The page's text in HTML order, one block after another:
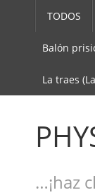
TODOS
Balón
La traes
…¡haz